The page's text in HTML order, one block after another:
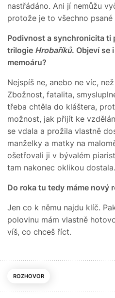
nastřádáno. Ani jí nemůžu
protože je to všechno psané
Podivnost a synchronicita ti
trilogie Hrobaříků. Objeví se
memoáru?
Nejspíš ne, anebo ne víc,
Zbožnost, fatalita,
třeba chtěla do kláštera,
možnost, jak přijít ke
se vdala a prožila vlastně
manželky a matky na
ošetřovali ji v bývalém
tam nakonec oklikou dostala.
Do roka tu tedy máme nový
Jen co k němu najdu klíč.
polovinu mám vlastně
víš, co chceš říct.
ROZHOVOR